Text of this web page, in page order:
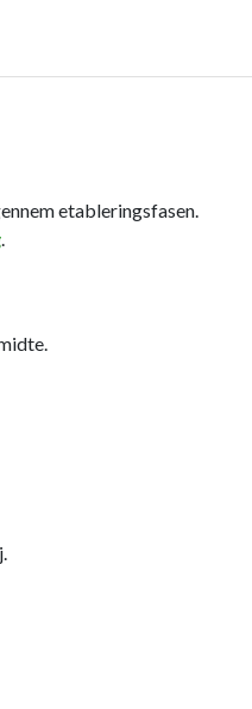
etableringsfasen.
.